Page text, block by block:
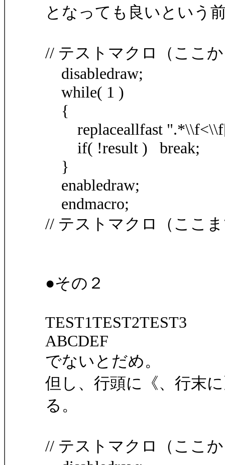
となっても良いという
// テストマクロ（ここ
disabledraw;
while( 1 )
{
replaceallfast
if( !result ) break;
}
enabledraw;
endmacro;
// テストマクロ（ここ
●その２
TEST1TEST2TEST3
ABCDEF
でないとだめ。
但し、行頭に《、行末
る。
// テストマクロ（ここ